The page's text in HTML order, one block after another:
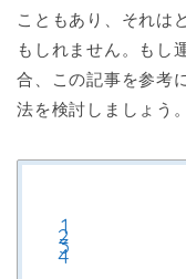
こともあり、それは
もしれません。もし
合、この記事を参考
法を検討しましょう。